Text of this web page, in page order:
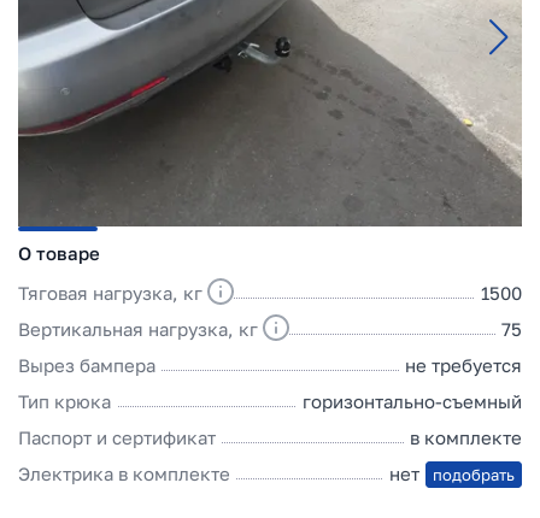
О товаре
Тяговая нагрузка, кг
1500
Вертикальная нагрузка, кг
75
Вырез бампера
не требуется
Тип крюка
горизонтально-съемный
Паспорт и сертификат
в комплекте
Электрика в комплекте
нет подобрать